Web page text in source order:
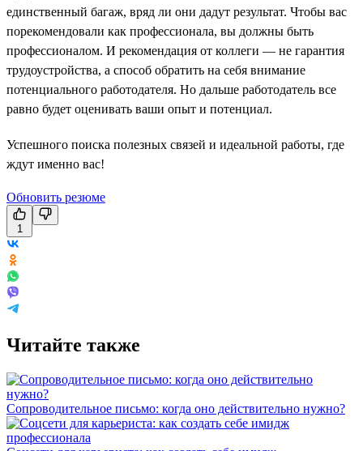
единственный багаж, вряд ли они дадут результат. Чтобы вас
порекомендовали как профессионала, вы должны быть
профессионалом. И рекомендация от коллеги — не гарантия
трудоустройства, а способ обратить на себя внимание
потенциального работодателя. Но дальше работодатель все
равно будет оценивать ваши опыт и потенциал.
Успешного поиска полезных связей и идеальной работы, где
ждут именно вас!
Обновить резюме
1
Читайте также
Сопроводительное письмо: когда оно действительно нужно?